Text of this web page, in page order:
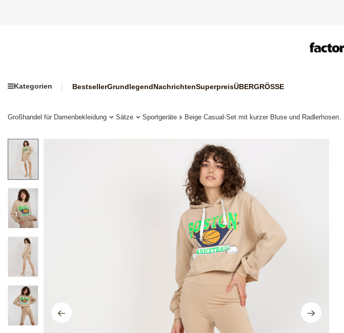
Kategorien BestsellerGrundlegendNachrichtenSuperpreisÜBERGRÖSSE
Großhandel für Damenbekleidung Sätze Sportgeräte Beige Casual-Set mit kurzer Bluse und Radlerhosen.